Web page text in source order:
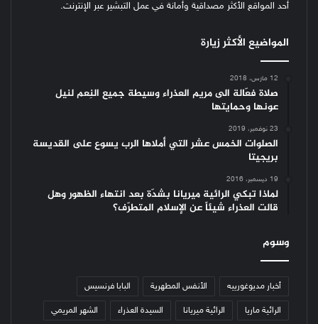
أحد المواقع الأكثر مصداقية وأمانة في عمل التبشير عبر الإنترنت.
المواضيع الأكثر زيارة
12 مارس، 2018
صلاة فعّالة الى مريم العذراء وسيطة جميع النِعم لنيل
عونها وحمايتها
23 نوفمبر، 2019
الصلوات الخمس عشر التي أملاها الرب يسوع على القديسة
بريجيتا
19 ديسمبر، 2016
لماذا تبكي الرائية ميريانا بشدّة بعد انتهاء الظهور وهل
قالت العذراء شيئاً عن الإسلام المتطرّف؟
وسوم
أخبار مديوغورييه الأنفس المطهرية البابا فرنسيس
الرائية ماريا الرائية ميريانا السيدة العذراء الشهر المريمي